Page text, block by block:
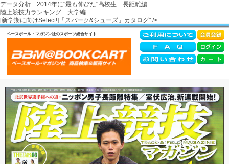
データ分析 2014年に"最も伸びた"高校生 長距離編
陸上競技力ランキング 大学編
[新学期に向けSelect!]「スパーク&シューズ」カタログ" />
ベースボール・マガジン社のスポーツ総合サイト